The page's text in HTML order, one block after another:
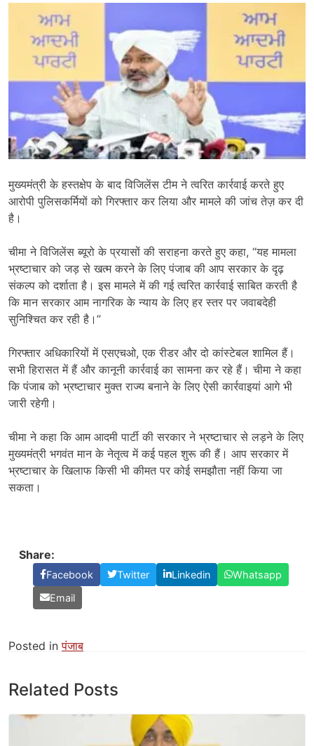
मुख्यमंत्री के हस्तक्षेप के बाद विजिलेंस टीम ने त्वरित कार्रवाई करते हुए
आरोपी पुलिसकर्मियों को गिरफ्तार कर लिया और मामले की जांच तेज़ कर दी
है।
चीमा ने विजिलेंस ब्यूरो के प्रयासों की सराहना करते हुए कहा, “यह मामला
भ्रष्टाचार को जड़ से खत्म करने के लिए पंजाब की आप सरकार के दृढ़
संकल्प को दर्शाता है। इस मामले में की गई त्वरित कार्रवाई साबित करती है
कि मान सरकार आम नागरिक के न्याय के लिए हर स्तर पर जवाबदेही
सुनिश्चित कर रही है।”
गिरफ्तार अधिकारियों में एसएचओ, एक रीडर और दो कांस्टेबल शामिल हैं।
सभी हिरासत में हैं और कानूनी कार्रवाई का सामना कर रहे हैं। चीमा ने कहा
कि पंजाब को भ्रष्टाचार मुक्त राज्य बनाने के लिए ऐसी कार्रवाइयां आगे भी
जारी रहेगी।
चीमा ने कहा कि आम आदमी पार्टी की सरकार ने भ्रष्टाचार से लड़ने के लिए
मुख्यमंत्री भगवंत मान के नेतृत्व में कई पहल शुरू की हैं। आप सरकार में
भ्रष्टाचार के खिलाफ किसी भी कीमत पर कोई समझौता नहीं किया जा
सकता।
Share:
Facebook Twitter Linkedin
Whatsapp
Email
Posted inपंजाब
Related Posts